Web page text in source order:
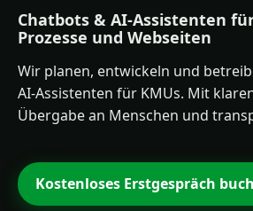
Chatbots & AI-Assistenten
Prozesse und Webseiten
Wir planen, entwickeln und
AI‑Assistenten für KMUs. Mit
Übergabe an Menschen und
Kostenloses Erstgespräch